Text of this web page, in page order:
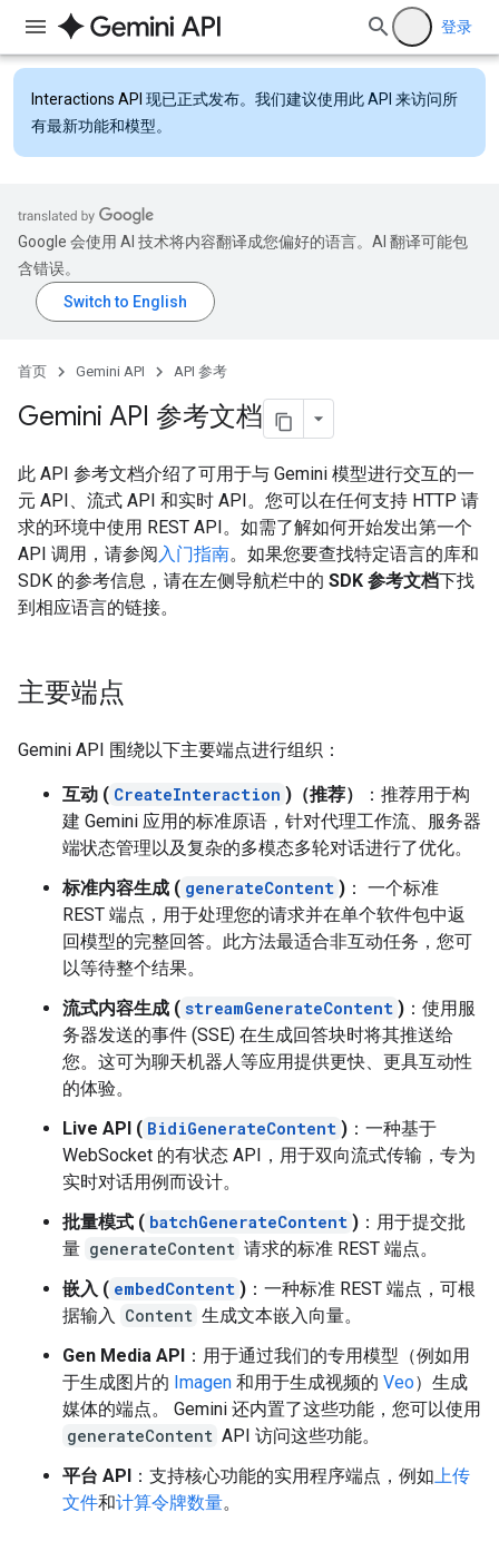
登录
Interactions API 现已正式发布。我们建议使用此 API 来访问所
有最新功能和模型。
Google 会使用 AI 技术将内容翻译成您偏好的语言。AI 翻译可能包
含错误。
首页 Gemini API API 参考
Gemini API 参考文档
此 API 参考文档介绍了可用于与 Gemini 模型进行交互的一
元 API、流式 API 和实时 API。您可以在任何支持 HTTP 请
求的环境中使用 REST API。如需了解如何开始发出第一个
API 调用，请参阅入门指南。如果您要查找特定语言的库和
SDK 的参考信息，请在左侧导航栏中的 SDK 参考文档下找
到相应语言的链接。
主要端点
Gemini API 围绕以下主要端点进行组织：
互动 ( CreateInteraction )（推荐）
：推荐用于构
建 Gemini 应用的标准原语，针对代理工作流、服务器
端状态管理以及复杂的多模态多轮对话进行了优化。
标准内容生成 ( generateContent ) ： 一个标准
REST 端点，用于处理您的请求并在单个软件包中返
回模型的完整回答。此方法最适合非互动任务，您可
以等待整个结果。
流式内容生成 ( streamGenerateContent ) ：使用服
务器发送的事件 (SSE) 在生成回答块时将其推送给
您。这可为聊天机器人等应用提供更快、更具互动性
的体验。
Live API ( BidiGenerateContent ) ：一种基于
WebSocket 的有状态 API，用于双向流式传输，专为
实时对话用例而设计。
批量模式 ( batchGenerateContent ) ：用于提交批
量 generateContent 请求的标准 REST 端点。
嵌入 ( embedContent ) ：一种标准 REST 端点，可根
据输入 Content 生成文本嵌入向量。
Gen Media API ：用于通过我们的专用模型（例如用
于生成图片的 Imagen 和用于生成视频的 Veo）生成
媒体的端点。 Gemini 还内置了这些功能，您可以使用
generateContent API 访问这些功能。
平台 API ：支持核心功能的实用程序端点，例如上传
文件和计算令牌数量。